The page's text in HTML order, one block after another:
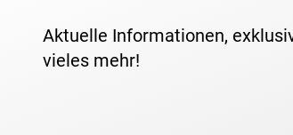
Aktuelle Informationen,
vieles mehr!